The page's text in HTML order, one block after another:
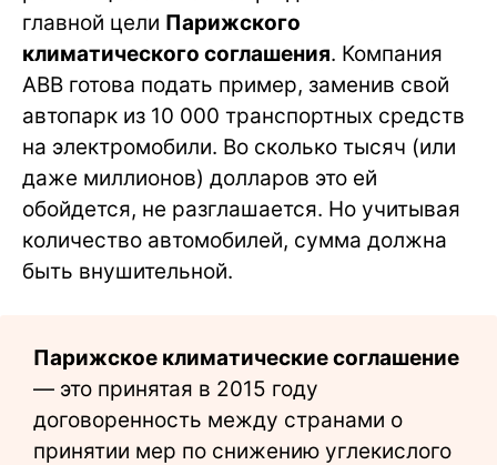
главной цели Парижского
климатического соглашения. Компания
ABB готова подать пример, заменив свой
автопарк из 10 000 транспортных средств
на электромобили. Во сколько тысяч (или
даже миллионов) долларов это ей
обойдется, не разглашается. Но учитывая
количество автомобилей, сумма должна
быть внушительной.
Парижское климатические соглашение
— это принятая в 2015 году
договоренность между странами о
принятии мер по снижению углекислого